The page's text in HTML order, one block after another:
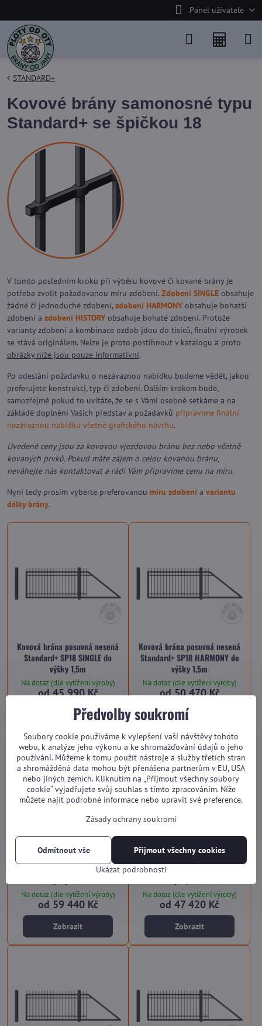
Panel uživatele
STANDARD+
Kovové brány samonosné typu
Standard+ se špičkou 18
V tomto posledním kroku při výběru kovové či kované brány je
potřeba zvolit požadovanou míru zdobení. Zdobení SINGLE obsahuje
žádné či jednoduché zdobení,zdobení HARMONY obsahuje bohatší
zdobení a zdobení HISTORY obsahuje bohaté zdobení. Protože
varianty zdobení a kombinace ozdob jdou do tisíců, finální výrobek
se stává originálem. Nelze je proto postihnout v katalogu a proto
obrázky níže jsou pouze informativní.
Po odeslání požadavku o nezávaznou nabídku budeme vědět, jakou
preferujete konstrukci, typ či zdobení. Dalším krokem bude,
samozřejmě pokud to uvítáte, že se s Vámi osobně setkáme a na
základě doplnění Vašich představ a požadavků připravíme finální
nezávaznou nabídku včetně grafického návrhu.
Uvedené ceny jsou za kovovou vjezdovou bránu bez nebo včetně
kovaných prvků. Pokud máte zájem o celou kovanou bránu,
neváhejte nás kontaktovat a rádi Vám připravíme cenu na míru.
Nyní tedy prosím vyberte preferovanou míru zdobení a variantu
délky brány.
Kovová brána posuvná nesená
Standard+ SP18 SINGLE do
výšky 1,5m
Na dotaz (dle vytížení výroby)
od 45 990 Kč
Zobrazit
Kovová brána posuvná nesená
Standard+ SP18 HARMONY do
výšky 1,5m
Na dotaz (dle vytížení výroby)
od 50 470 Kč
Zobrazit
Kovová brána posuvná nesená
Standard+ SP18 HISTORY do
Na dotaz (dle vytížení výroby)
od 59 440 Kč
Zobrazit
Kovová brána posuvná nesená
Standard+ SP18 SINGLE do
Na dotaz (dle vytížení výroby)
od 47 420 Kč
Zobrazit
Předvolby soukromí
Soubory cookie používáme k vylepšení vaší návštěvy tohoto
webu, k analýze jeho výkonu a ke shromažďování údajů o jeho
používání. Můžeme k tomu použít nástroje a služby třetích stran
a shromážděná data mohou být přenášena partnerům v EU, USA
nebo jiných zemích. Kliknutím na „Přijmout všechny soubory
cookie“ vyjadřujete svůj souhlas s tímto zpracováním. Níže
můžete najít podrobné informace nebo upravit své preference.
Zásady ochrany soukromí
Ukázat podrobnosti
Přijmout všechny cookies
Odmítnout vše